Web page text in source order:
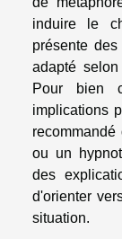
induire le
présente
adapté
Pour bien
implications
ou un
des
d'orienter
situation.